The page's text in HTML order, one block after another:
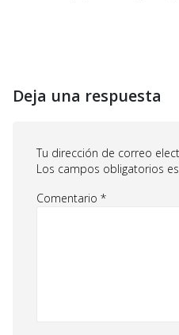
Deja una respuesta
Tu dirección de correo
Los campos obligatorios
Comentario *